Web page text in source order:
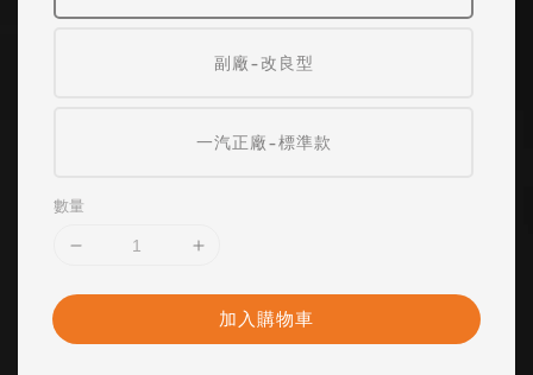
副廠-改良型
一汽正廠-標準款
數量
加入購物車